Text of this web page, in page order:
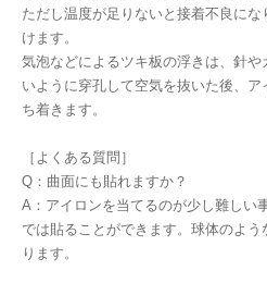
ただし温度が足りないと接着不良に
けます。
気泡などによるツキ板の浮きは、針
いように穿孔して空気を抜いた後、
ち着きます。
［よくある質問］
Q：曲面にも貼れますか？
A：アイロンを当てるのが少し難しい
では貼ることができます。球体のよ
ります。